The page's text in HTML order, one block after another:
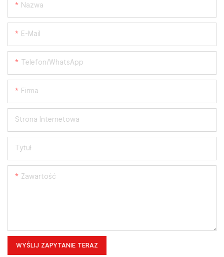
Nazwa
E-Mail
Telefon/WhatsApp
Firma
Strona Internetowa
Tytuł
Zawartość
WYŚLIJ ZAPYTANIE TERAZ